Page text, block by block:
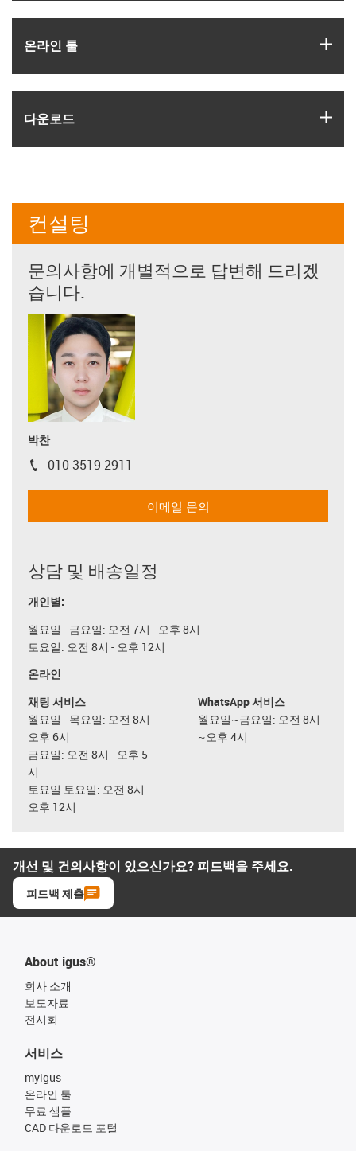
온라인 툴
다운로드
컨설팅
문의사항에 개별적으로 답변해 드리겠
습니다.
박찬
igus-icon-phone
010-3519-2911
이메일 문의
상담 및 배송일정
개인별:
월요일 - 금요일: 오전 7시 - 오후 8시
토요일: 오전 8시 - 오후 12시
온라인
채팅 서비스
월요일 - 목요일: 오전 8시 -
오후 6시
금요일: 오전 8시 - 오후 5
시
토요일 토요일: 오전 8시 -
오후 12시
WhatsApp 서비스
월요일~금요일: 오전 8시
~오후 4시
개선 및 건의사항이 있으신가요? 피드백을 주세요.
피드백 제출
About igus®
회사 소개
보도자료
전시회
서비스
myigus
온라인 툴
무료 샘플
CAD 다운로드 포털